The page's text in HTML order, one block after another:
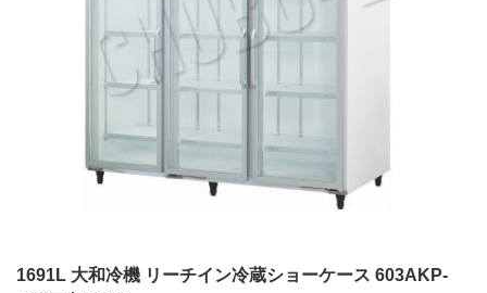
1691L 大和冷機 リーチイン冷蔵ショーケース 603AKP-